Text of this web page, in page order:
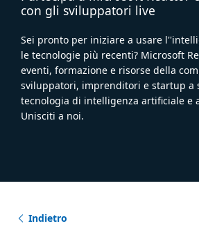
con gli sviluppatori live
Sei pronto per iniziare a usare
le tecnologie più recenti? Microsoft
eventi, formazione e risorse della
sviluppatori, imprenditori e startup a
tecnologia di intelligenza artificiale e
Unisciti a noi.
Indietro